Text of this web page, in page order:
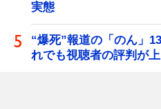
実態
“爆死”報道の「のん」
れでも視聴者の評判が